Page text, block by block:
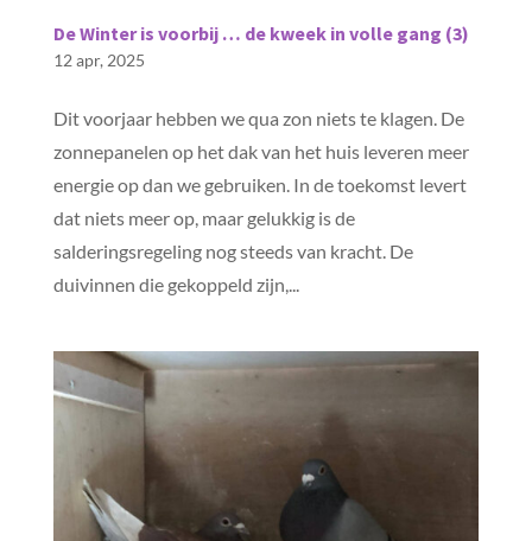
De Winter is voorbij … de kweek in volle gang (3)
12 apr, 2025
Dit voorjaar hebben we qua zon niets te klagen. De
zonnepanelen op het dak van het huis leveren meer
energie op dan we gebruiken. In de toekomst levert
dat niets meer op, maar gelukkig is de
salderingsregeling nog steeds van kracht. De
duivinnen die gekoppeld zijn,...